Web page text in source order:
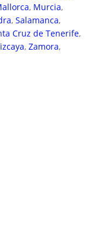
, Murcia,
, Salamanca,
Cruz de Tenerife,
, Zamora,